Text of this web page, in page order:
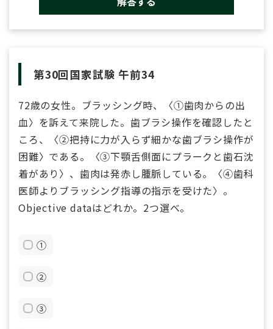
第30回国家試験 午前34
72歳の女性。ブラッシング時、〈①歯肉からの出
血〉を訴えて来院した。歯ブラシ操作を確認したと
ころ、〈②把持に力が入らず細かな歯ブラシ操作が
困難〉である。〈③下顎舌側面にプラークと歯石沈
着があり〉、歯肉は発赤し腫脈している。〈④歯科
医師よりブラッシング指導の指示を受けた〉。
Objective dataはどれか。2つ選べ。
①
②
③